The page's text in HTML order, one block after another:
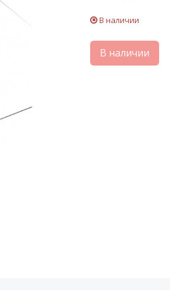
В наличии
В наличии